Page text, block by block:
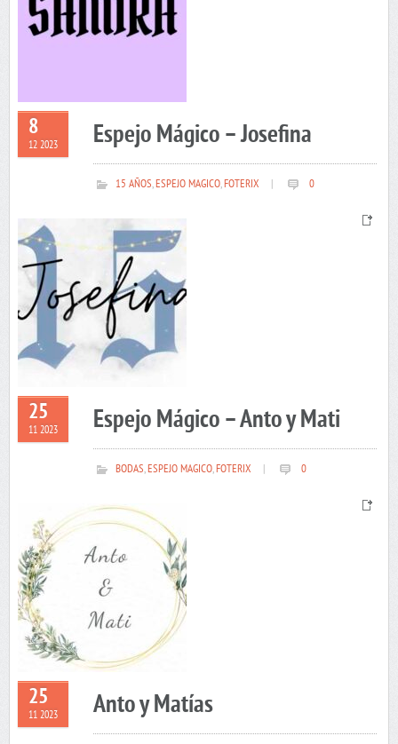
8
12 2023 Espejo Mágico – Josefina
15 AÑOS,ESPEJO MAGICO,FOTERIX 0
25
11 2023 Espejo Mágico – Anto y Mati
BODAS,ESPEJO MAGICO,FOTERIX 0
25
11 2023 Anto y Matías